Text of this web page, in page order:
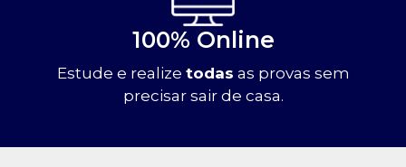
100% Online
Estude e realize todas as provas sem
precisar sair de casa.